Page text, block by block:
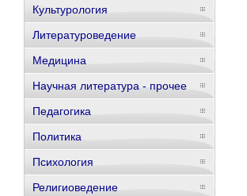
Культурология
Литературоведение
Медицина
Научная литература - прочее
Педагогика
Политика
Психология
Религиоведение